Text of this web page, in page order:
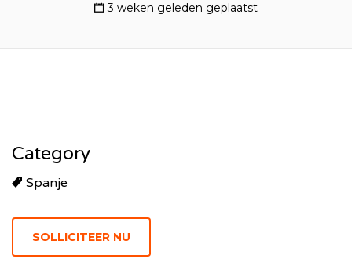
3 weken geleden geplaatst
Category
Spanje